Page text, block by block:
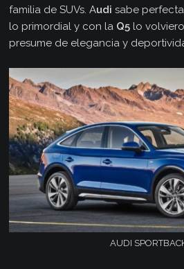
familia de SUVs. Audi sabe
lo primordial y con la Q5 lo
presume de elegancia y
AUDI